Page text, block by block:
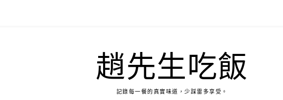
趙先生吃飯
記錄每一餐的真實味道，少踩雷多享受。